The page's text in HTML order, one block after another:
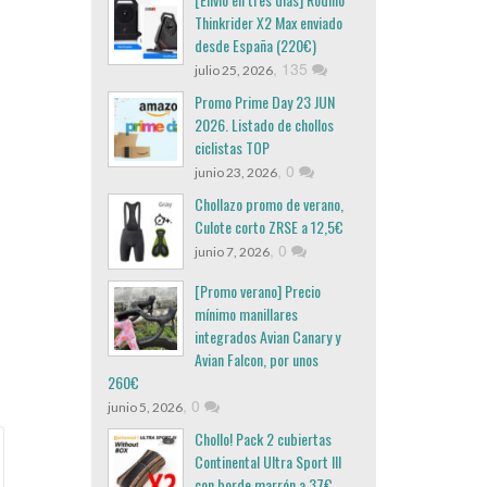
Thinkrider X2 Max enviado
desde España (220€)
julio 25, 2026, 135
Promo Prime Day 23 JUN
2026. Listado de chollos
ciclistas TOP
junio 23, 2026, 0
Chollazo promo de verano,
Culote corto ZRSE a 12,5€
junio 7, 2026, 0
[Promo verano] Precio
mínimo manillares
integrados Avian Canary y
Avian Falcon, por unos
260€
junio 5, 2026, 0
Chollo! Pack 2 cubiertas
Continental Ultra Sport III